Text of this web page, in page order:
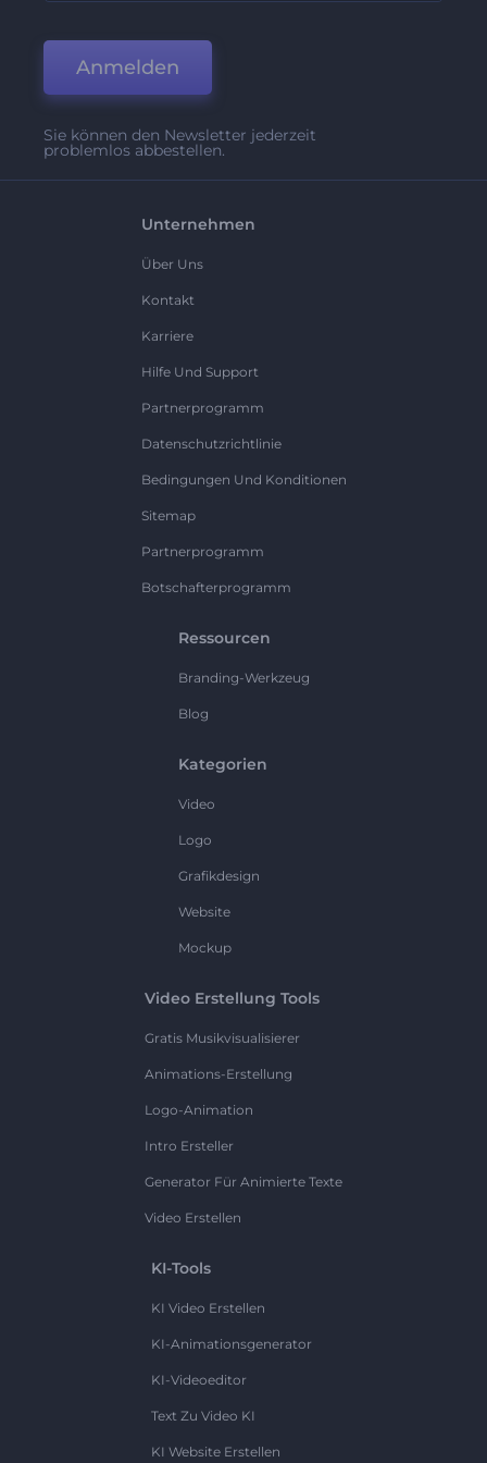
Anmelden
Sie können den Newsletter jederzeit
problemlos abbestellen.
Unternehmen
Über Uns
Kontakt
Karriere
Hilfe Und Support
Partnerprogramm
Datenschutzrichtlinie
Bedingungen Und Konditionen
Sitemap
Partnerprogramm
Botschafterprogramm
Ressourcen
Branding-Werkzeug
Blog
Kategorien
Video
Logo
Grafikdesign
Website
Mockup
Video Erstellung Tools
Gratis Musikvisualisierer
Animations-Erstellung
Logo-Animation
Intro Ersteller
Generator Für Animierte Texte
Video Erstellen
KI-Tools
KI Video Erstellen
KI-Animationsgenerator
KI-Videoeditor
Text Zu Video KI
KI Website Erstellen